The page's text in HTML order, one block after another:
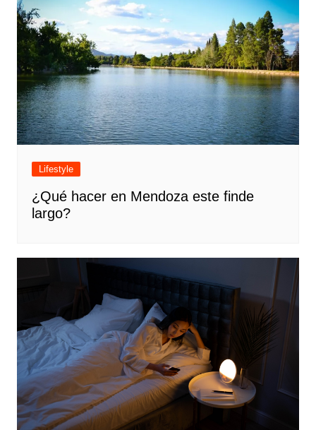
Lifestyle
¿Qué hacer en Mendoza este finde
largo?